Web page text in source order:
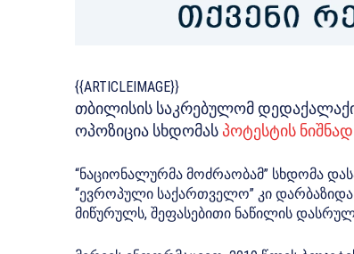
{{ARTICLEIMAGE}}
თბილისის საკრებულომ
ოპოზიცია სხდომას პოტესტის
“ნაციონალურმა მოძრაობამ” სხდომა
“ევროპული საქართველო” კი
მიწურულს, შეფასებითი ნაწილის